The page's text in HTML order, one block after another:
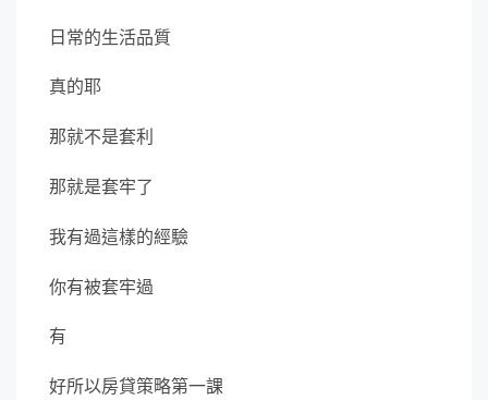
日常的生活品質
真的耶
那就不是套利
那就是套牢了
我有過這樣的經驗
你有被套牢過
有
好所以房貸策略第一課